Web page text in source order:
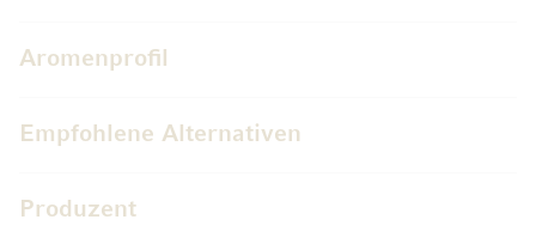
Aromenprofil
Empfohlene Alternativen
Produzent